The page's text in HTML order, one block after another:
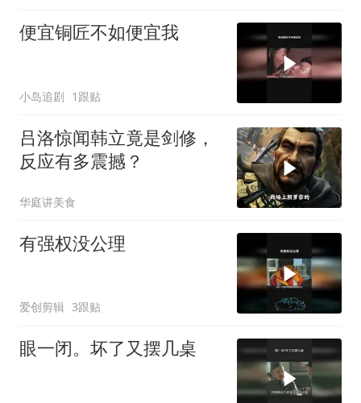
便宜铜匠不如便宜我
小岛追剧 1跟贴
吕洛惊闻韩立竟是剑修，
反应有多震撼？
华庭讲美食
有强权没公理
爱创剪辑 3跟贴
眼一闭。坏了又摆几桌